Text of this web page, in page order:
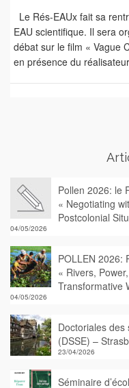
Le Rés-EAUx fait sa
EAU scientifique. Il sera
débat sur le film « Vague
en présence du
Pollen 2026: le
« Negotiating
Postcolonial
04/05/2026
POLLEN 2026:
« Rivers,
Transformative
04/05/2026
Doctoriales des
(DSSE) –
23/04/2026
Séminaire